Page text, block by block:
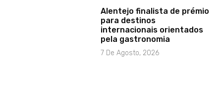
Alentejo finalista de prémio
para destinos
internacionais orientados
pela gastronomia
7 De Agosto, 2026